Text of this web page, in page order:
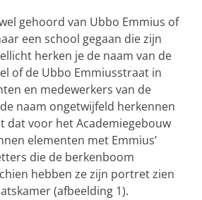
gehoord van Ubbo Emmius of
een school gegaan die zijn
herken je de naam van de
of de Ubbo Emmiusstraat in
en medewerkers van de
naam ongetwijfeld herkennen
dat voor het Academiegebouw
elementen met Emmius’
die de berkenboom
hebben ze zijn portret zien
(afbeelding 1).